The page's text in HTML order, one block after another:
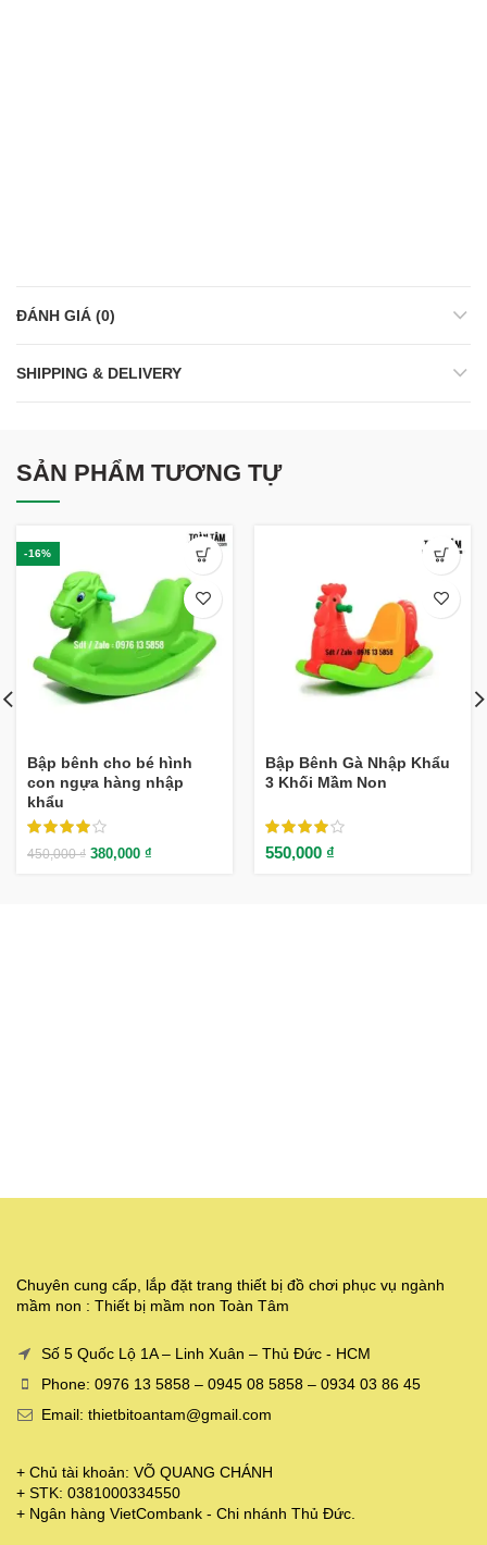
ĐÁNH GIÁ (0)
SHIPPING & DELIVERY
SẢN PHẨM TƯƠNG TỰ
-16%
Bập bênh cho bé hình
con ngựa hàng nhập
khẩu
450,000₫ 380,000 ₫
Bập Bênh Gà Nhập Khẩu
3 Khối Mầm Non
550,000 ₫
Chuyên cung cấp, lắp đặt trang thiết bị đồ chơi phục vụ ngành
mầm non : Thiết bị mầm non Toàn Tâm
Số 5 Quốc Lộ 1A – Linh Xuân – Thủ Đức - HCM
Phone: 0976 13 5858 – 0945 08 5858 – 0934 03 86 45
Email: thietbitoantam@gmail.com
+ Chủ tài khoản: VÕ QUANG CHÁNH
+ STK: 0381000334550
+ Ngân hàng VietCombank - Chi nhánh Thủ Đức.